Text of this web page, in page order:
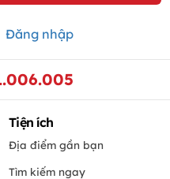
Đăng nhập
Tiện ích
Địa điểm gần bạn
Tìm kiếm ngay